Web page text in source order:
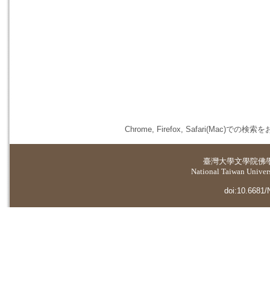
Chrome, Firefox, Safari(Mac)での検索を
臺灣大學文學院佛
National Taiwan
doi:10.6681/